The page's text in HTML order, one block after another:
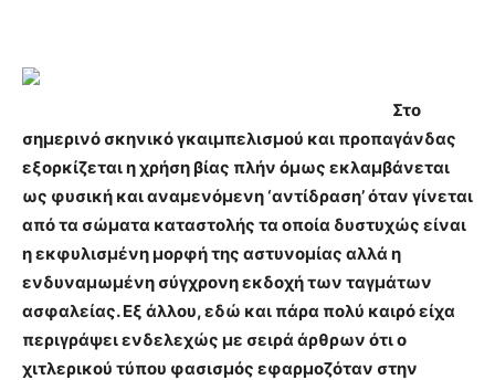
Στο
σημερινό σκηνικό γκαιμπελισμού και προπαγάνδας
εξορκίζεται η χρήση βίας πλήν όμως εκλαμβάνεται
ως φυσική και αναμενόμενη ‘αντίδραση’ όταν γίνεται
από τα σώματα καταστολής τα οποία δυστυχώς είναι
η εκφυλισμένη μορφή της αστυνομίας αλλά η
ενδυναμωμένη σύγχρονη εκδοχή των ταγμάτων
ασφαλείας. Εξ άλλου, εδώ και πάρα πολύ καιρό είχα
περιγράψει ενδελεχώς με σειρά άρθρων ότι ο
χιτλερικού τύπου φασισμός εφαρμοζόταν στην